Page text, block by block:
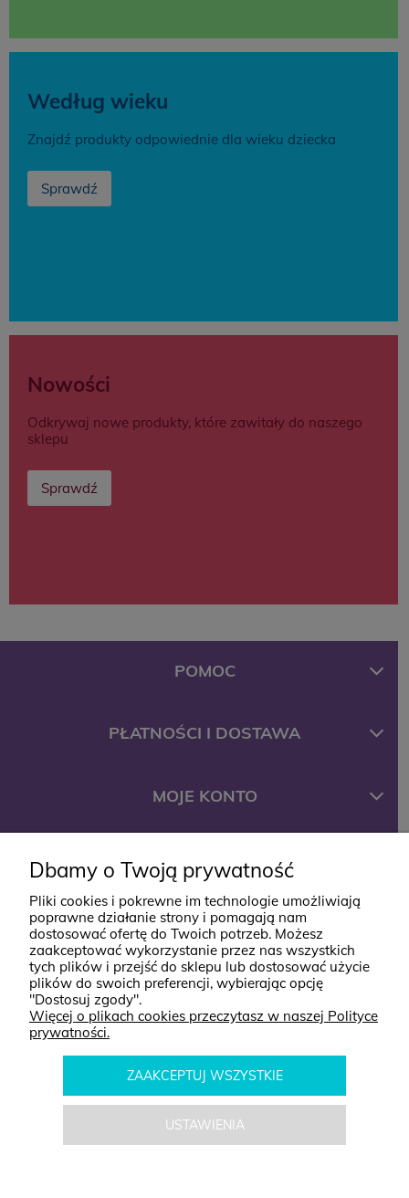
Według wieku
Znajdź produkty odpowiednie dla wieku dziecka
Sprawdź
Nowości
Odkrywaj nowe produkty, które zawitały do naszego
sklepu
Sprawdź
POMOC
PŁATNOŚCI I DOSTAWA
MOJE KONTO
KONTAKT
ul. Jana Styki 12
64-920 Piła
795 574 638
Dbamy o Twoją prywatność
Pliki cookies i pokrewne im technologie umożliwiają
poprawne działanie strony i pomagają nam
dostosować ofertę do Twoich potrzeb. Możesz
zaakceptować wykorzystanie przez nas wszystkich
tych plików i przejść do sklepu lub dostosować użycie
plików do swoich preferencji, wybierając opcję
"Dostosuj zgody".
Więcej o plikach cookies przeczytasz w naszej Polityce
prywatności.
ZAAKCEPTUJ WSZYSTKIE
USTAWIENIA